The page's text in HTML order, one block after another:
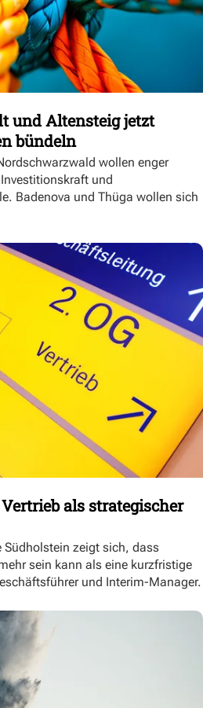
und Altensteig jetzt
bündeln
wollen enger
und
Badenova und Thüga wollen sich
als strategischer
Südholstein zeigt sich, dass
sein kann als eine kurzfristige
und Interim-Manager.